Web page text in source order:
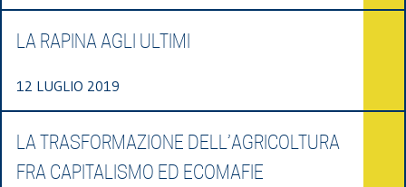
LA RAPINA AGLI ULTIMI
12 LUGLIO 2019
LA TRASFORMAZIONE DELL’AGRICOLTURA
FRA CAPITALISMO ED ECOMAFIE